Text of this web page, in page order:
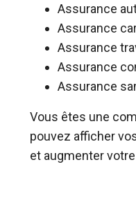
Assurance
Assurance
Assurance
Assurance
Assurance
Vous êtes une
pouvez afficher
et augmenter